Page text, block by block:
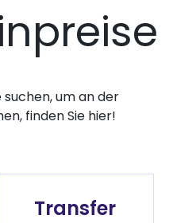
suchen, um an der
finden Sie hier!
Transfer